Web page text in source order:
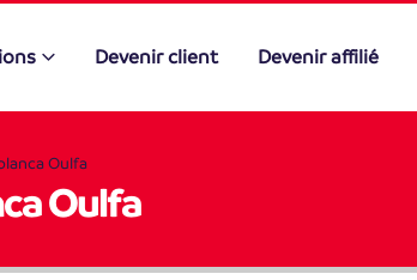
Devenir client Devenir affilié
Oulfa
Oulfa